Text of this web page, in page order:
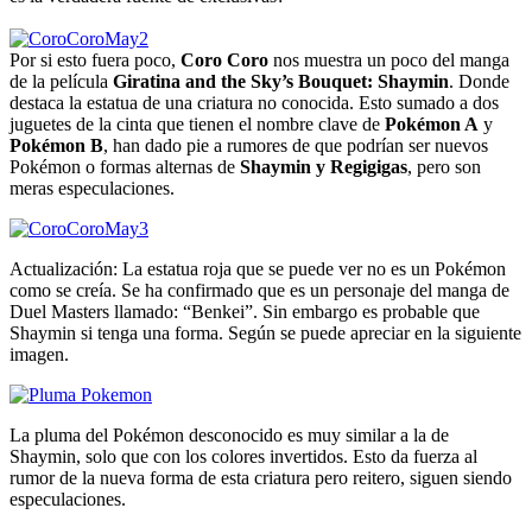
Por si esto fuera poco, Coro Coro nos muestra un poco del manga
de la película Giratina and the Sky’s Bouquet: Shaymin. Donde
destaca la estatua de una criatura no conocida. Esto sumado a dos
juguetes de la cinta que tienen el nombre clave de Pokémon A y
Pokémon B, han dado pie a rumores de que podrían ser nuevos
Pokémon o formas alternas de Shaymin y Regigigas, pero son
meras especulaciones.
Actualización: La estatua roja que se puede ver no es un Pokémon
como se creía. Se ha confirmado que es un personaje del manga de
Duel Masters llamado: “Benkei”. Sin embargo es probable que
Shaymin si tenga una forma. Según se puede apreciar en la siguiente
imagen.
La pluma del Pokémon desconocido es muy similar a la de
Shaymin, solo que con los colores invertidos. Esto da fuerza al
rumor de la nueva forma de esta criatura pero reitero, siguen siendo
especulaciones.